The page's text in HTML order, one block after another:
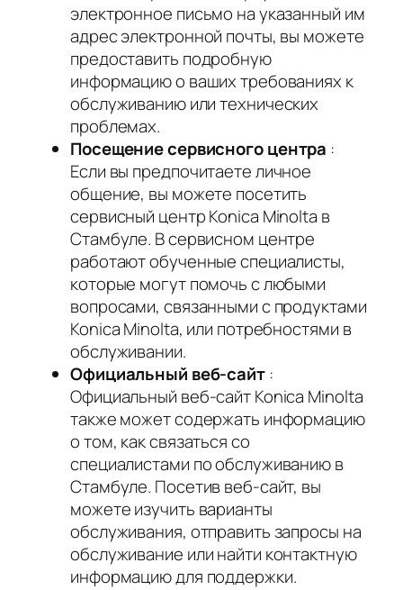
электронное письмо на указанный им
адрес электронной почты, вы можете
предоставить подробную
информацию о ваших требованиях к
обслуживанию или технических
проблемах.
Посещение сервисного центра :
Если вы предпочитаете личное
общение, вы можете посетить
сервисный центр Konica Minolta в
Стамбуле. В сервисном центре
работают обученные специалисты,
которые могут помочь с любыми
вопросами, связанными с продуктами
Konica Minolta, или потребностями в
обслуживании.
Официальный веб-сайт :
Официальный веб-сайт Konica Minolta
также может содержать информацию
о том, как связаться со
специалистами по обслуживанию в
Стамбуле. Посетив веб-сайт, вы
можете изучить варианты
обслуживания, отправить запросы на
обслуживание или найти контактную
информацию для поддержки.